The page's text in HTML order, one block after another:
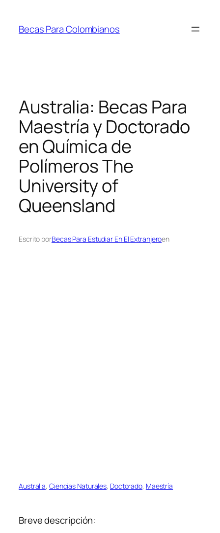
contenido
Becas Para Colombianos
Australia: Becas Para
Maestría y Doctorado
en Química de
Polímeros The
University of
Queensland
Escrito porBecas Para Estudiar En El Extranjeroen
Australia, Ciencias Naturales, Doctorado, Maestría
Breve descripción: